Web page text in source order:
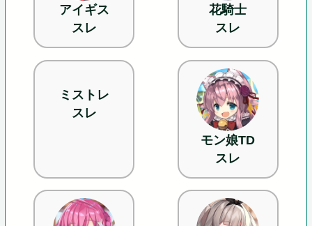
アイギス
スレ
花騎士
スレ
ミストレ
スレ
モン娘TD
スレ